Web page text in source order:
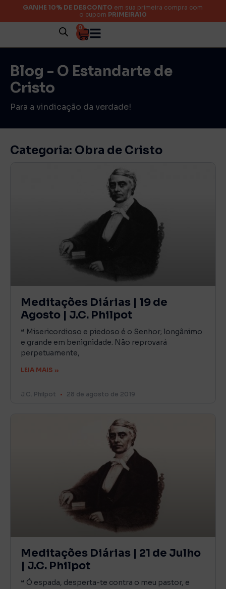
GANHE 10% DE DESCONTO em sua primeira compra com
o cupom PRIMEIRA10
0
Blog - O Estandarte de
Cristo
Para a vindicação da verdade!
Categoria: Obra de Cristo
Meditações Diárias | 19 de
Agosto | J.C. Philpot
❝ Misericordioso e piedoso é o Senhor; longânimo
e grande em benignidade. Não reprovará
perpetuamente,
LEIA MAIS »
J.C. Philpot 28 de agosto de 2019
Meditações Diárias | 21 de Julho
| J.C. Philpot
❝ Ó espada, desperta-te contra o meu pastor, e